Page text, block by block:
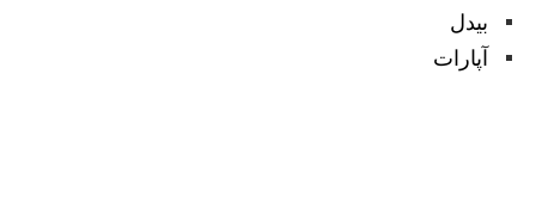
بیدل
آپارات